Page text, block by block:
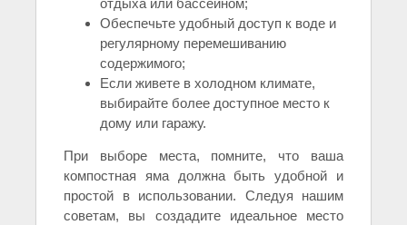
отдыха или бассейном;
Обеспечьте удобный доступ к воде и
регулярному перемешиванию
содержимого;
Если живете в холодном климате,
выбирайте более доступное место к
дому или гаражу.
При выборе места, помните, что ваша
компостная яма должна быть удобной и
простой в использовании. Следуя нашим
советам, вы создадите идеальное место